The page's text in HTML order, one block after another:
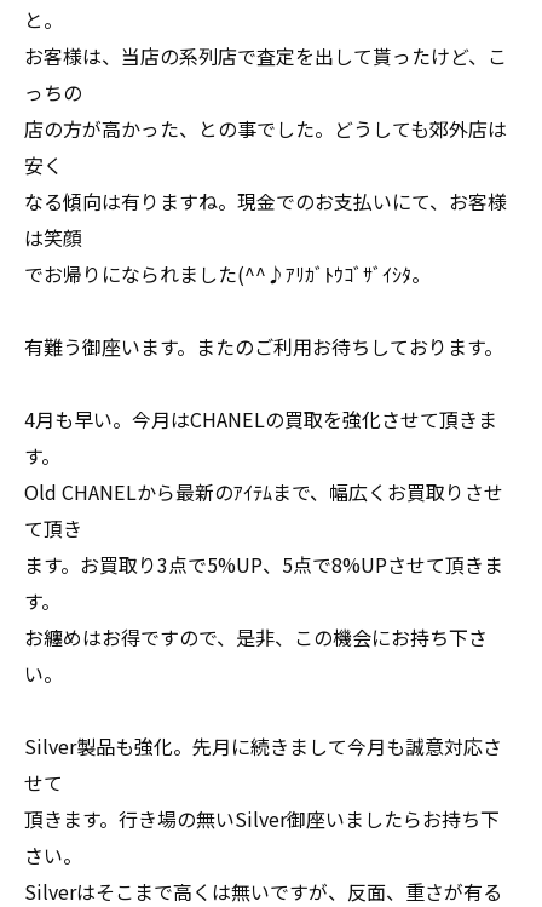
と。
お客様は、当店の系列店で査定を出して貰ったけど、こ
っちの
店の方が高かった、との事でした。どうしても郊外店は
安く
なる傾向は有りますね。現金でのお支払いにて、お客様
は笑顔
でお帰りになられました(^^♪ｱﾘｶﾞﾄｳｺﾞｻﾞｲｼﾀ。
有難う御座います。またのご利用お待ちしております。
4月も早い。今月はCHANELの買取を強化させて頂きま
す。
Old CHANELから最新のｱｲﾃﾑまで、幅広くお買取りさせ
て頂き
ます。お買取り3点で5%UP、5点で8%UPさせて頂きま
す。
お纏めはお得ですので、是非、この機会にお持ち下さ
い。
Silver製品も強化。先月に続きまして今月も誠意対応さ
せて
頂きます。行き場の無いSilver御座いましたらお持ち下
さい。
Silverはそこまで高くは無いですが、反面、重さが有る